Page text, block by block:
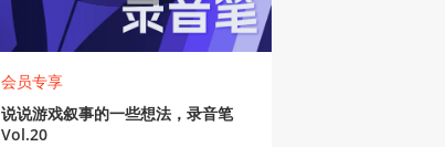
会员专享
说说游戏叙事的一些想法，录音笔
Vol.20